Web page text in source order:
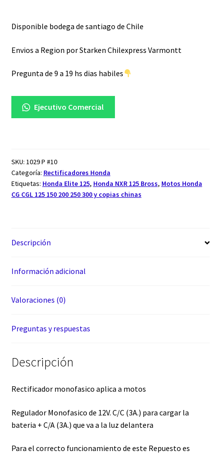
Pietcard
CC+CA
cantidad
Disponible bodega de santiago de Chile
Envios a Region por Starken Chilexpress Varmontt
Pregunta de 9 a 19 hs dias habiles
Ejecutivo Comercial
SKU: 1029 P #10
Categoría: Rectificadores Honda
Etiquetas: Honda Elite 125, Honda NXR 125 Bross, Motos Honda
CG CGL 125 150 200 250 300 y copias chinas
Descripción
Información adicional
Valoraciones (0)
Preguntas y respuestas
Descripción
Rectificador monofasico aplica a motos
Regulador Monofasico de 12V. C/C (3A.) para cargar la
bateria + C/A (3A.) que va a la luz delantera
Para el correcto funcionamiento de este Repuesto es